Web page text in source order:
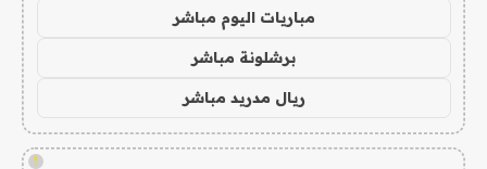
مباريات اليوم مباشر
برشلونة مباشر
ريال مدريد مباشر
!